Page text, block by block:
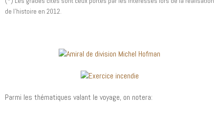
de l'histoire en 2012.
Parmi les thématiques valant le voyage, on notera: